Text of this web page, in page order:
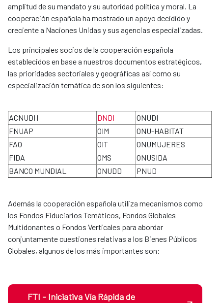
amplitud de su mandato y su autoridad política y moral. La
cooperación española ha mostrado un apoyo decidido y
creciente a Naciones Unidas y sus agencias especializadas.
Los principales socios de la cooperación española
establecidos en base a nuestros documentos estratégicos,
las prioridades sectoriales y geográficas así como su
especialización temática de son los siguientes:
ACNUDH DNDI ONUDI
FNUAP
OIM ONU-HABITAT
FAO
OIT ONUMUJERES
FIDA
OMS ONUSIDA
BANCO MUNDIAL
ONUDD PNUD
Además la cooperación española utiliza mecanismos como
los Fondos Fiduciarios Temáticos, Fondos Globales
Multidonantes o Fondos Verticales para abordar
conjuntamente cuestiones relativas a los Bienes Públicos
Globales, algunos de los más importantes son:
FTI - Iniciativa Vía Rápida de